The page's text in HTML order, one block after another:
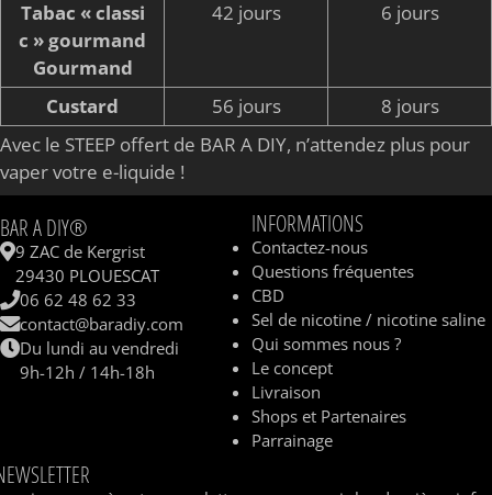
Tabac « classi
c » gourmand
Gourmand
42 jours 6 jours
Custard 56 jours
8 jours
Avec le STEEP offert de BAR A DIY, n’attendez plus pour
vaper votre e-liquide !
BAR A DIY®
9 ZAC de Kergrist
29430 PLOUESCAT
06 62 48 62 33
contact@baradiy.com
Du lundi au vendredi
9h-12h / 14h-18h
INFORMATIONS
Contactez-nous
Questions fréquentes
CBD
Sel de nicotine / nicotine saline
Qui sommes nous ?
Le concept
Livraison
Shops et Partenaires
Parrainage